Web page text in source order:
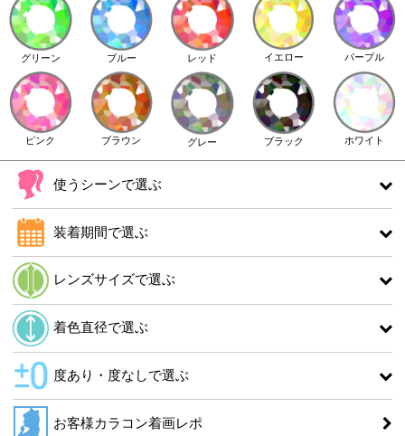
グリーン ブルー レッド イエロー パープル
ピンク ブラウン グレー ブラック ホワイト
使うシーンで選ぶ
装着期間で選ぶ
レンズサイズで選ぶ
着色直径で選ぶ
度あり・度なしで選ぶ
お客様カラコン着画レポ